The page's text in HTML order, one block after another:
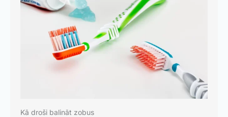
Kā droši balināt zobus